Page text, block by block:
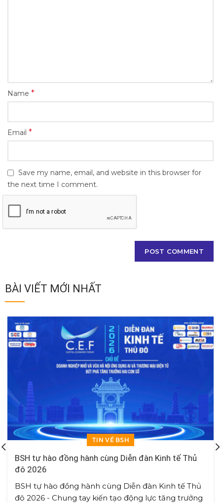
Name *
Email *
Save my name, email, and website in this browser for
the next time I comment.
BÀI VIẾT MỚI NHẤT
TIN VỀ BSH
BSH tự hào đồng hành cùng Diễn đàn Kinh tế Thủ
đô 2026
BSH tự hào đồng hành cùng Diễn đàn Kinh tế Thủ
đô 2026 - Chung tay kiến tạo động lực tăng trưởng